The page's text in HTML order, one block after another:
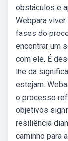
obstáculos e
Webpara
fases do
encontrar um
com ele. É
lhe dá
estejam.
o processo
objetivos
resiliência
caminho para